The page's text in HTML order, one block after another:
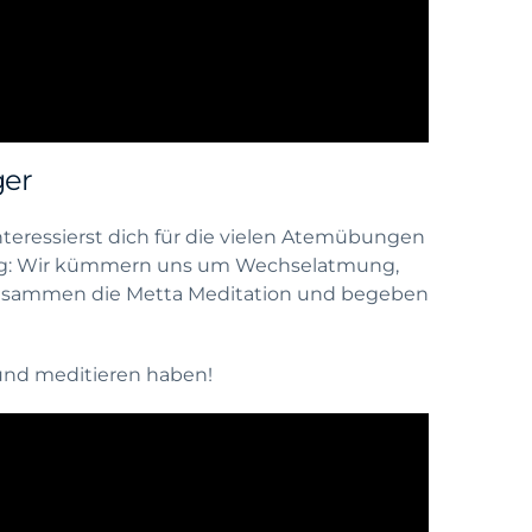
dich für die vielen Atemübungen
Wir kümmern uns um Wechselatmung,
die Metta Meditation und begeben
meditieren haben!